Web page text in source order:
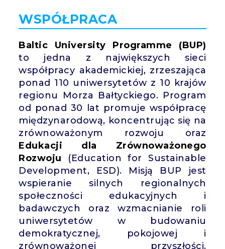
WSPÓŁPRACA
Baltic University Programme (BUP)
to jedna z największych sieci
współpracy akademickiej, zrzeszająca
ponad 110 uniwersytetów z 10 krajów
regionu Morza Bałtyckiego. Program
od ponad 30 lat promuje współpracę
międzynarodową, koncentrując się na
zrównoważonym rozwoju oraz
Edukacji dla Zrównoważonego
Rozwoju (Education for Sustainable
Development, ESD). Misją BUP jest
wspieranie silnych regionalnych
społeczności edukacyjnych i
badawczych oraz wzmacnianie roli
uniwersytetów w budowaniu
demokratycznej, pokojowej i
zrównoważonej przyszłości.